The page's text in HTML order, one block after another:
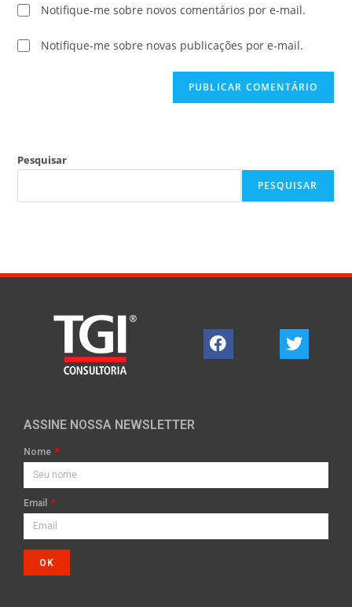
Notifique-me sobre novos comentários por e-mail.
Notifique-me sobre novas publicações por e-mail.
Pesquisar
PESQUISAR
ASSINE NOSSA NEWSLETTER
Nome
Email
OK